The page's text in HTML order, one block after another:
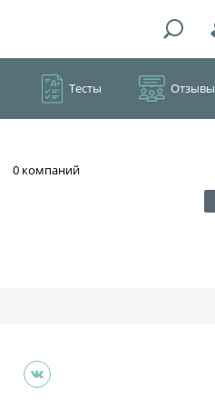
Тесты Отзывы
​0 компаний